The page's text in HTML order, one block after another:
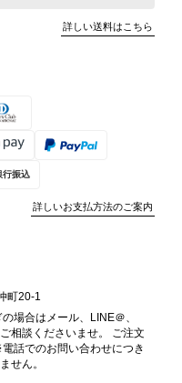
へのご不安を含め、残
ます。お受け取りに
持ちを思うと、大変心
ます。 今回の商品
当店よりご連絡のう
す。 バッグは、外
ぞれ確認し、個別にラ
おります。これは、外
ご不快な思いをさ
なご意見をお寄せいた
感謝申し上げます。
く受け止め、まずは
詳しい送料はこちら
行振込
詳しいお支払方法のご案内
町20-1
場合はメール、LINE＠、
相談くださいませ。 ご注文
話でのお問い合わせにつき
せん。